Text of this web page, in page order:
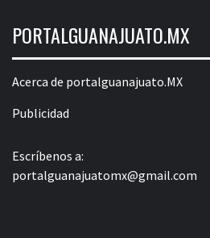
PORTALGUANAJUATO.MX
Acerca de portalguanajuato.MX
Publicidad
Escríbenos a:
portalguanajuatomx@gmail.com